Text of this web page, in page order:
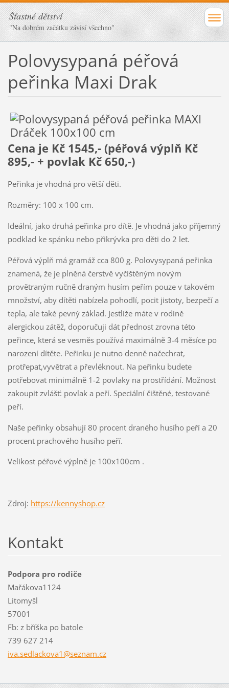
Šťastné dětství
"Na dobrém začátku závisí všechno"
Polovysypaná péřová
peřinka Maxi Drak
Cena je Kč 1545,- (péřová výplň Kč
895,- + povlak Kč 650,-)
Peřinka je vhodná pro větší děti.
Rozměry: 100 x 100 cm.
Ideální, jako druhá peřinka pro dítě. Je vhodná jako příjemný
podklad ke spánku nebo přikrývka pro děti do 2 let.
Péřová výplň má gramáž cca 800 g. Polovysypaná peřinka
znamená, že je plněná čerstvě vyčištěným novým
provětraným ručně draným husím peřím pouze v takovém
množství, aby dítěti nabízela pohodlí, pocit jistoty, bezpečí a
tepla, ale také pevný základ. Jestliže máte v rodině
alergickou zátěž, doporučuji dát přednost zrovna této
peřince, která se vesměs používá maximálně 3-4 měsíce po
narození dítěte. Peřinku je nutno denně načechrat,
protřepat,vyvětrat a převléknout. Na peřinku budete
potřebovat minimálně 1-2 povlaky na prostřídání. Možnost
zakoupit zvlášť: povlak a peří. Speciální čištěné, testované
peří.
Naše peřinky obsahují 80 procent draného husího peří a 20
procent prachového husího peří.
Velikost péřové výplně je 100x100cm .
Zdroj: https://kennyshop.cz
Kontakt
Podpora pro rodiče
Mařákova1124
Litomyšl
57001
Fb: z bříška po batole
739 627 214
iva.sedlackova1@seznam.cz